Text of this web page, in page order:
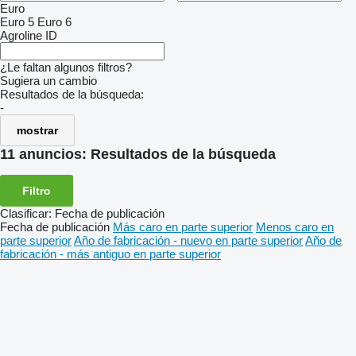
Euro
Euro 5 Euro 6
Agroline ID
¿Le faltan algunos filtros?
Sugiera un cambio
Resultados de la búsqueda:
-
mostrar
11 anuncios: Resultados de la búsqueda
Filtro
Clasificar: Fecha de publicación
Fecha de publicación Más caro en parte superior Menos caro en
parte superiorAño de fabricación - nuevo en parte superiorAño de
fabricación - más antiguo en parte superior